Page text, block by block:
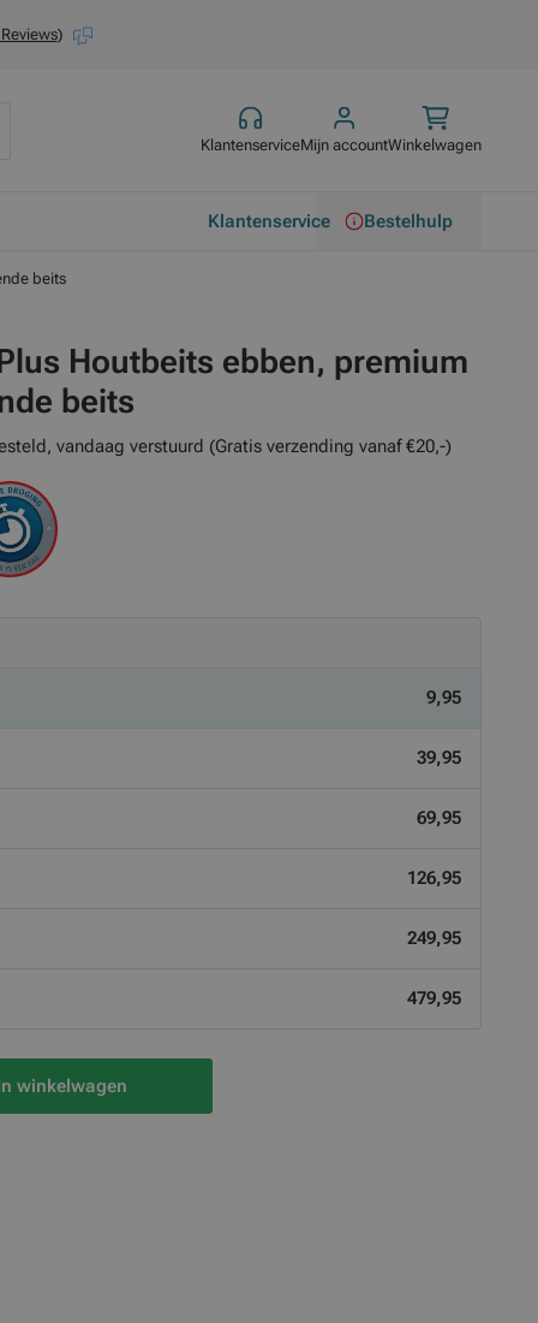
)
KlantenserviceMijn accountWinkelwagen
Klantenservice Bestelhulp
beits
Houtbeits ebben, premium
beits
vandaag verstuurd (Gratis verzending vanaf €20,-)
9,95
39,95
69,95
126,95
249,95
479,95
winkelwagen